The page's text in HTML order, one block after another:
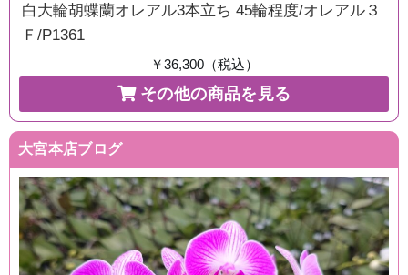
白大輪胡蝶蘭オレアル3本立ち 45輪程度/オレアル３
Ｆ/P1361
￥36,300（税込）
その他の商品を見る
大宮本店ブログ